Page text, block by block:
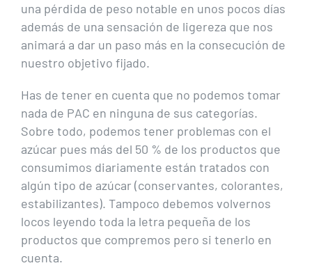
una pérdida de peso notable en unos pocos días
además de una sensación de ligereza que nos
animará a dar un paso más en la consecución de
nuestro objetivo fijado.
Has de tener en cuenta que no podemos tomar
nada de PAC en ninguna de sus categorías.
Sobre todo, podemos tener problemas con el
azúcar pues más del 50 % de los productos que
consumimos diariamente están tratados con
algún tipo de azúcar (conservantes, colorantes,
estabilizantes). Tampoco debemos volvernos
locos leyendo toda la letra pequeña de los
productos que compremos pero si tenerlo en
cuenta.